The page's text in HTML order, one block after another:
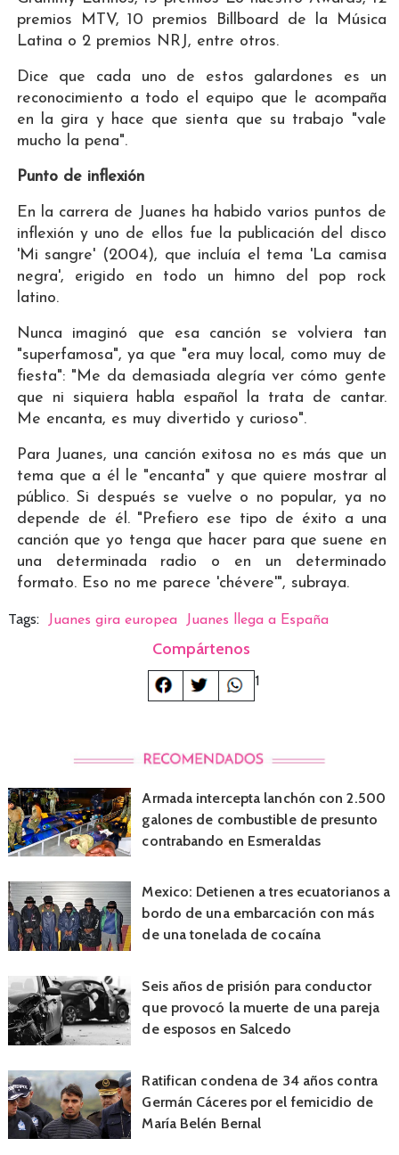
premios MTV, 10 premios Billboard de la Música
Latina o 2 premios NRJ, entre otros.
Dice que cada uno de estos galardones es un
reconocimiento a todo el equipo que le acompaña
en la gira y hace que sienta que su trabajo "vale
mucho la pena".
Punto de inflexión
En la carrera de Juanes ha habido varios puntos de
inflexión y uno de ellos fue la publicación del disco
'Mi sangre' (2004), que incluía el tema 'La camisa
negra', erigido en todo un himno del pop rock
latino.
Nunca imaginó que esa canción se volviera tan
"superfamosa", ya que "era muy local, como muy de
fiesta": "Me da demasiada alegría ver cómo gente
que ni siquiera habla español la trata de cantar.
Me encanta, es muy divertido y curioso".
Para Juanes, una canción exitosa no es más que un
tema que a él le "encanta" y que quiere mostrar al
público. Si después se vuelve o no popular, ya no
depende de él. "Prefiero ese tipo de éxito a una
canción que yo tenga que hacer para que suene en
una determinada radio o en un determinado
formato. Eso no me parece 'chévere'", subraya.
Tags: Juanes gira europea Juanes llega a España
Compártenos
1
Armada intercepta lanchón con 2.500
galones de combustible de presunto
contrabando en Esmeraldas
Mexico: Detienen a tres ecuatorianos a
bordo de una embarcación con más
de una tonelada de cocaína
Seis años de prisión para conductor
que provocó la muerte de una pareja
de esposos en Salcedo
Ratifican condena de 34 años contra
Germán Cáceres por el femicidio de
María Belén Bernal